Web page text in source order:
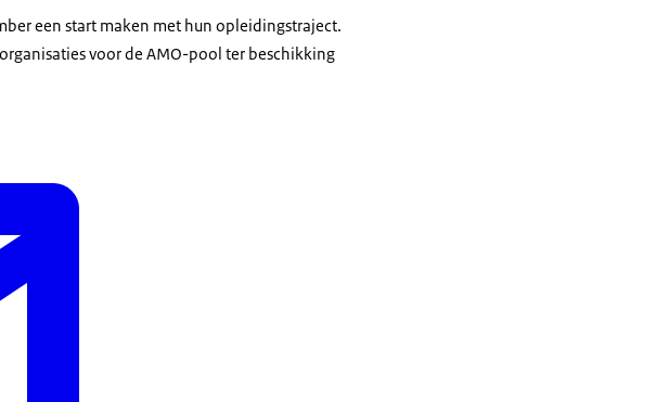
een start maken met hun opleidingstraject.
voor de AMO-pool ter beschikking